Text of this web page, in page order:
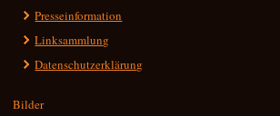
Presseinformation
Linksammlung
Datenschutzerklärung
Bilder